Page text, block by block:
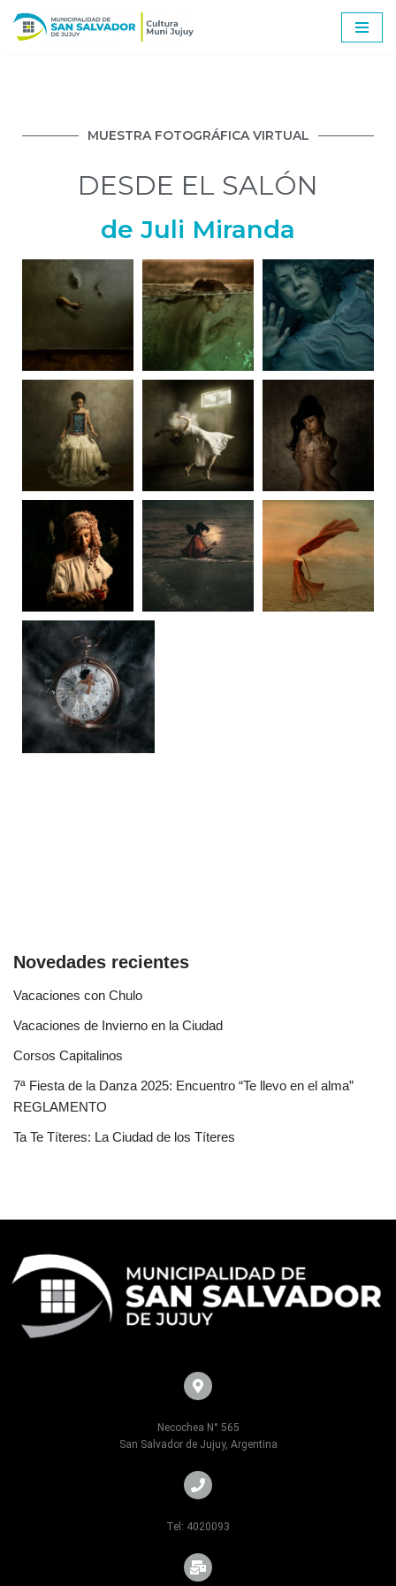
MUESTRA FOTOGRÁFICA VIRTUAL
DESDE EL SALÓN
de Juli Miranda
Novedades recientes
Vacaciones con Chulo
Vacaciones de Invierno en la Ciudad
Corsos Capitalinos
7ª Fiesta de la Danza 2025: Encuentro “Te llevo en el alma”
REGLAMENTO
Ta Te Títeres: La Ciudad de los Títeres
Necochea N° 565
San Salvador de Jujuy, Argentina
Tel: 4020093